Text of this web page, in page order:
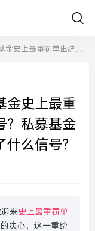
？私募基金史上最重罚单出炉，释放了什么信号？
金史上最重
？私募基金
么信号？
来史上最重罚单
决心，这一重磅